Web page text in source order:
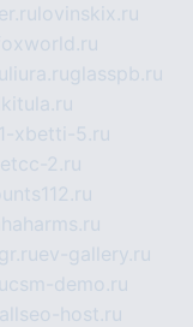
lovinskix.ru
liura.ruglasspb.ru
xbetti-5.ru
2.ru
ev-gallery.ru
csm-demo.ru
allseo-host.ru